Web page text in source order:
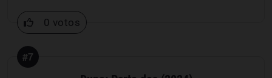
0 votos
#7